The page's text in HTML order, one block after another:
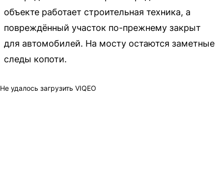
объекте работает строительная техника, а
повреждённый участок по-прежнему закрыт
для автомобилей. На мосту остаются заметные
следы копоти.
Не удалось загрузить VIQEO